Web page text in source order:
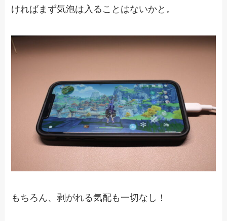
ければまず気泡は入ることはないかと。
もちろん、剥がれる気配も一切なし！